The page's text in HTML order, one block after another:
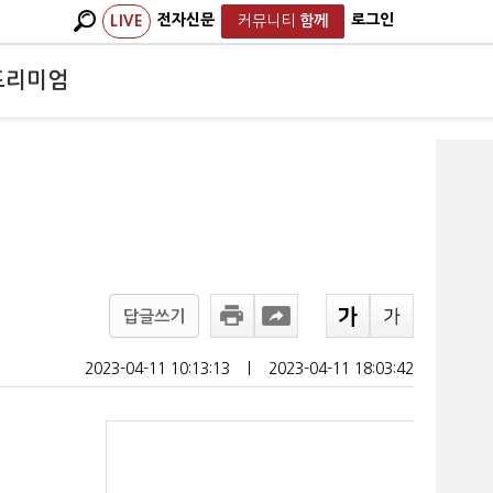
LIVE 전자신문 커뮤니티 함께 로그인
리미엄
답글쓰기
2023-04-11 10:13:13 2023-04-11 18:03:42